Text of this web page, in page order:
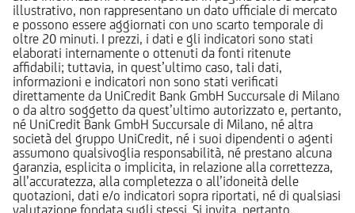
illustrativo, non rappresentano un dato ufficiale di mercato
e possono essere aggiornati con uno scarto temporale di
oltre 20 minuti. I prezzi, i dati e gli indicatori sono stati
elaborati internamente o ottenuti da fonti ritenute
affidabili; tuttavia, in quest’ultimo caso, tali dati,
informazioni e indicatori non sono stati verificati
direttamente da UniCredit Bank GmbH Succursale di Milano
o da altro soggetto da quest’ultimo autorizzato e, pertanto,
né UniCredit Bank GmbH Succursale di Milano, né altra
società del gruppo UniCredit, né i suoi dipendenti o agenti
assumono qualsivoglia responsabilità, né prestano alcuna
garanzia, esplicita o implicita, in relazione alla correttezza,
all’accuratezza, alla completezza o all’idoneità delle
quotazioni, dati e/o indicatori sopra riportati, né di qualsiasi
valutazione fondata sugli stessi. Si invita, pertanto,